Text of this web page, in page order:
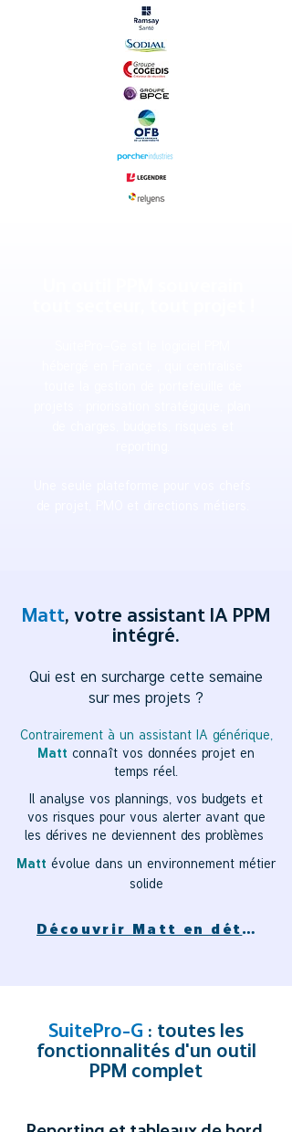
Matt, votre assistant IA PPM
intégré.
Qui est en surcharge cette semaine
sur mes projets ?
Contrairement à un assistant IA générique,
Matt connaît vos données projet en
temps réel.
Il analyse vos plannings, vos budgets et
vos risques pour vous alerter avant que
les dérives ne deviennent des problèmes
Matt évolue dans un environnement métier
solide
Découvrir Matt en détail
SuitePro-G : toutes les
fonctionnalités d'un outil
PPM complet